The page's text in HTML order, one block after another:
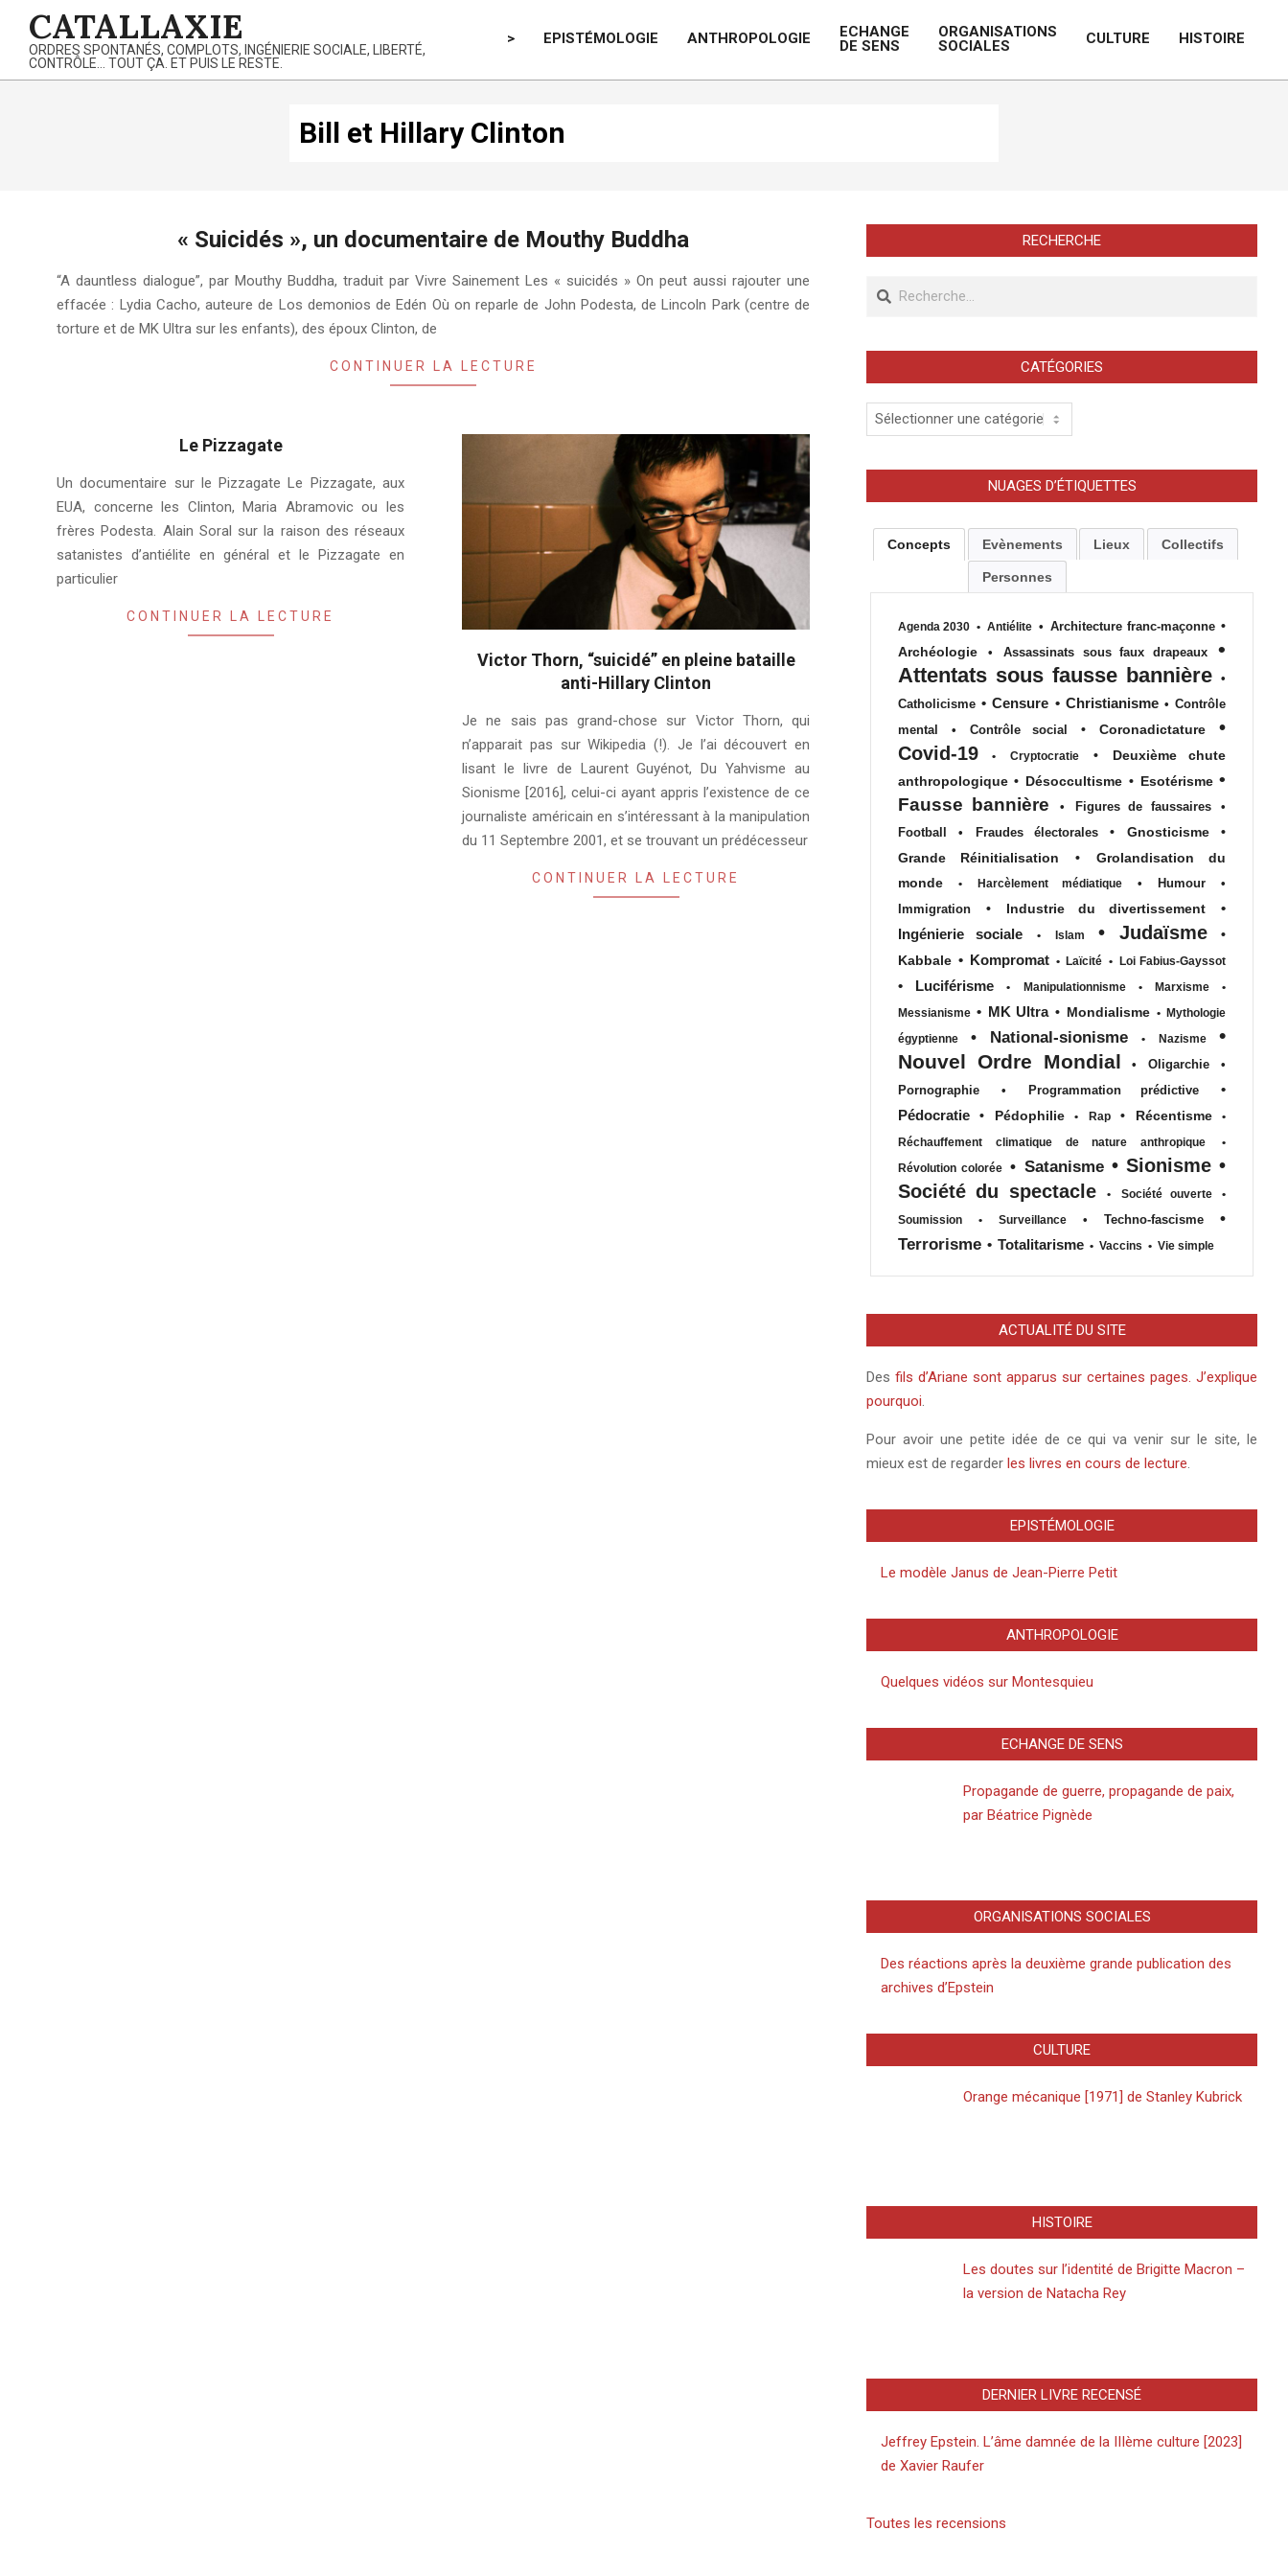
content
CATALLAXIE
ORDRES SPONTANÉS, COMPLOTS, INGÉNIERIE SOCIALE, LIBERTÉ,
CONTRÔLE… TOUT ÇA. ET PUIS LE RESTE.
> EPISTÉMOLOGIE ANTHROPOLOGIE
ECHANGE
DE SENS
ORGANISATIONS
SOCIALES
CULTURE HISTOIRE
Bill et Hillary Clinton
« Suicidés », un documentaire de Mouthy Buddha
07-
15
“A dauntless dialogue”, par Mouthy Buddha, traduit par Vivre Sainement Les « suicidés » On peut aussi rajouter une
effacée : Lydia Cacho, auteure de Los demonios de Edén Où on reparle de John Podesta, de Lincoln Park (centre de
torture et de MK Ultra sur les enfants), des époux Clinton, de
CONTINUER LA LECTURE
Le Pizzagate
12-
07
Un documentaire sur le Pizzagate Le Pizzagate, aux
EUA, concerne les Clinton, Maria Abramovic ou les
frères Podesta. Alain Soral sur la raison des réseaux
satanistes d’antiélite en général et le Pizzagate en
particulier
CONTINUER LA LECTURE
Victor Thorn, “suicidé” en pleine bataille
anti-Hillary Clinton
02-
03
Je ne sais pas grand-chose sur Victor Thorn, qui
n’apparait pas sur Wikipedia (!). Je l’ai découvert en
lisant le livre de Laurent Guyénot, Du Yahvisme au
Sionisme [2016], celui-ci ayant appris l’existence de ce
journaliste américain en s’intéressant à la manipulation
du 11 Septembre 2001, et se trouvant un prédécesseur
CONTINUER LA LECTURE
RECHERCHE
Recherche
CATÉGORIES
Catégories
NUAGES D’ÉTIQUETTES
Concepts Evènements Lieux Collectifs
Personnes
Agenda 2030 • Antiélite • Architecture franc-maçonne •
Archéologie
• Assassinats sous faux drapeaux
•
Attentats sous fausse bannière
•
Catholicisme • Censure • Christianisme • Contrôle
mental
• Contrôle social • Coronadictature
•
Covid-19
• Cryptocratie •
Deuxième chute
anthropologique • Désoccultisme • Esotérisme •
Fausse bannière
• Figures de faussaires
•
Football
• Fraudes électorales • Gnosticisme
•
Grande Réinitialisation
•
Grolandisation du
monde
• Harcèlement médiatique • Humour
•
Immigration
• Industrie du divertissement
•
Ingénierie sociale
• Islam • Judaïsme
•
Kabbale • Kompromat • Laïcité • Loi Fabius-Gayssot
• Luciférisme • Manipulationnisme • Marxisme
•
Messianisme • MK Ultra • Mondialisme • Mythologie
égyptienne
• National-sionisme • Nazisme
•
Nouvel Ordre Mondial
• Oligarchie
•
Pornographie
• Programmation prédictive
•
Pédocratie
• Pédophilie • Rap • Récentisme
•
Réchauffement climatique de nature anthropique
•
Révolution colorée • Satanisme • Sionisme •
Société du spectacle
• Société ouverte
•
Soumission
• Surveillance • Techno-fascisme
•
Terrorisme • Totalitarisme • Vaccins • Vie simple
ACTUALITÉ DU SITE
Des fils d’Ariane sont apparus sur certaines pages. J’explique
pourquoi.
Pour avoir une petite idée de ce qui va venir sur le site, le
mieux est de regarder les livres en cours de lecture.
EPISTÉMOLOGIE
Le modèle Janus de Jean-Pierre Petit
ANTHROPOLOGIE
Quelques vidéos sur Montesquieu
ECHANGE DE SENS
Propagande de guerre, propagande de paix,
par Béatrice Pignède
ORGANISATIONS SOCIALES
Des réactions après la deuxième grande publication des
archives d’Epstein
CULTURE
Orange mécanique [1971] de Stanley Kubrick
HISTOIRE
Les doutes sur l’identité de Brigitte Macron –
la version de Natacha Rey
DERNIER LIVRE RECENSÉ
Jeffrey Epstein. L’âme damnée de la IIIème culture [2023]
de Xavier Raufer
Toutes les recensions